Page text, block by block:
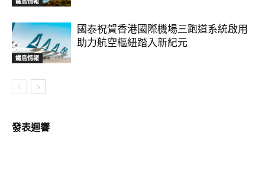
鐵鳥情報
國泰祝賀香港國際機場三跑道系統啟用
助力航空樞紐踏入新紀元
發表迴響